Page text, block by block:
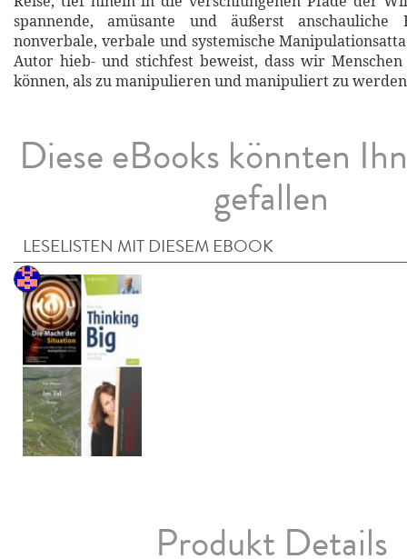
spannende, amüsante und äußerst anschauliche
nonverbale, verbale und systemische
Autor hieb- und stichfest beweist, dass wir
können, als zu manipulieren und manipuliert zu
Diese eBooks könnten
gefallen
LESELISTEN MIT DIESEM EBOOK
Produkt Details